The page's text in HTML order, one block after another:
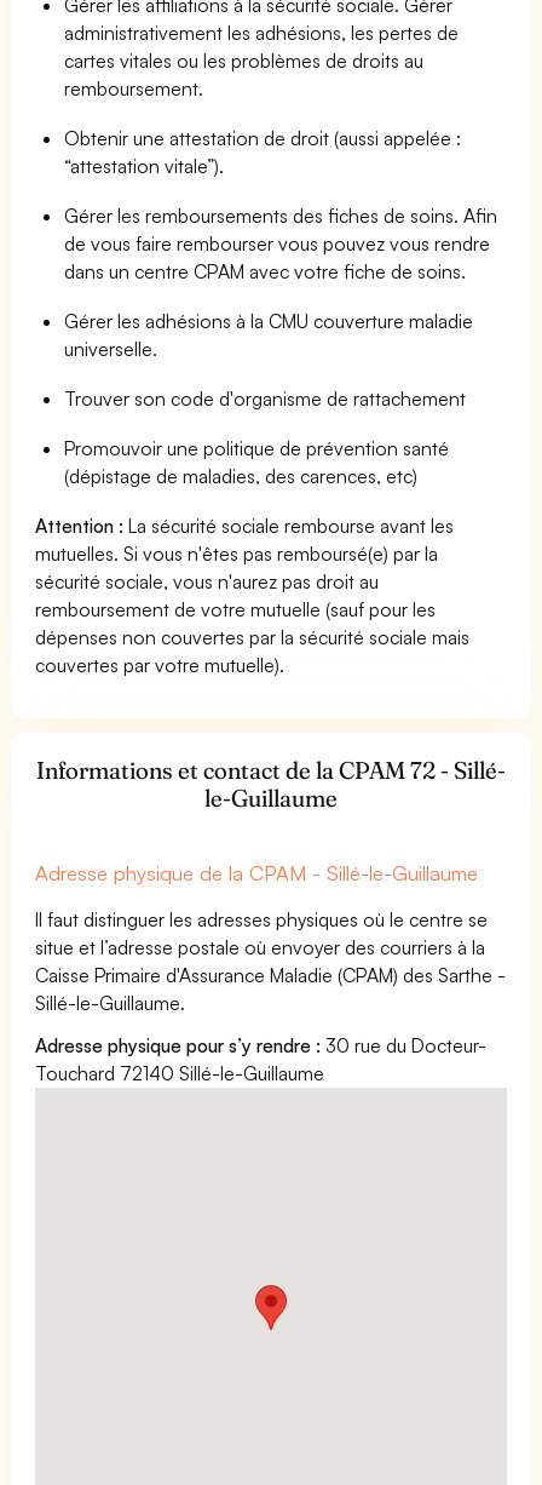
administrativement les adhésions, les pertes de
cartes vitales ou les problèmes de droits au
remboursement.
Obtenir une attestation de droit (aussi appelée :
“attestation vitale”).
Gérer les remboursements des fiches de soins. Afin
de vous faire rembourser vous pouvez vous rendre
dans un centre CPAM avec votre fiche de soins.
Gérer les adhésions à la CMU couverture maladie
universelle.
Trouver son code d'organisme de rattachement
Promouvoir une politique de prévention santé
(dépistage de maladies, des carences, etc)
Attention : La sécurité sociale rembourse avant les
mutuelles. Si vous n'êtes pas remboursé(e) par la
sécurité sociale, vous n'aurez pas droit au
remboursement de votre mutuelle (sauf pour les
dépenses non couvertes par la sécurité sociale mais
couvertes par votre mutuelle).
Informations et contact de la CPAM 72 - Sillé-
le-Guillaume
Adresse physique de la CPAM - Sillé-le-Guillaume
Il faut distinguer les adresses physiques où le centre se
situe et l’adresse postale où envoyer des courriers à la
Caisse Primaire d'Assurance Maladie (CPAM) des Sarthe -
Sillé-le-Guillaume.
Adresse physique pour s’y rendre : 30 rue du Docteur-
Touchard 72140 Sillé-le-Guillaume